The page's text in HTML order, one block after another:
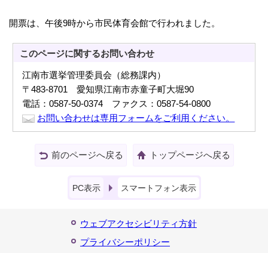
開票は、午後9時から市民体育会館で行われました。
このページに関するお問い合わせ
江南市選挙管理委員会（総務課内）
〒483-8701 愛知県江南市赤童子町大堀90
電話：0587-50-0374 ファクス：0587-54-0800
お問い合わせは専用フォームをご利用ください。
前のページへ戻る トップページへ戻る
PC表示 スマートフォン表示
ウェブアクセシビリティ方針
プライバシーポリシー